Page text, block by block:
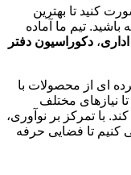
کنید تا بهترین
باشید. تیم ما آماده
، دکوراسیون دفتر
ای از محصولات با
نیازهای مختلف
با تمرکز بر نوآوری،
تا فضایی حرفه